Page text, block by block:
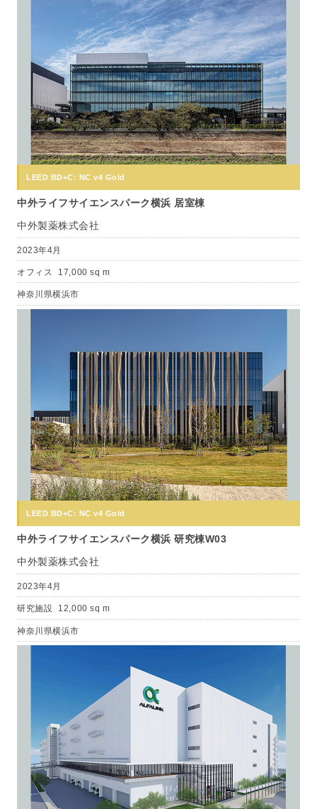
LEED BD+C: NC v4 Gold
中外ライフサイエンスパーク横浜 居室棟
中外製薬株式会社
2023年4月
オフィス 17,000 sq m
神奈川県横浜市
LEED BD+C: NC v4 Gold
中外ライフサイエンスパーク横浜 研究棟W03
中外製薬株式会社
2023年4月
研究施設 12,000 sq m
神奈川県横浜市